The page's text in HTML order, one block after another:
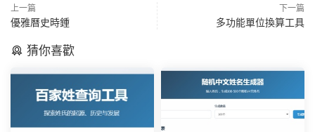
上一篇
優雅曆史時鍾
下一篇
多功能單位換算工具
猜你喜歡